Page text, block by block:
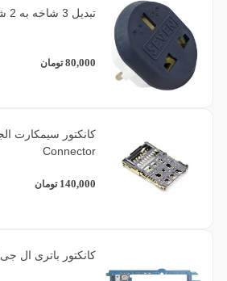
تبدیل 3 شاخه به 2 شاخه 220 ولت
80,000 تومان
Connector
140,000 تومان
کانکتور باتری ال جی LG K10